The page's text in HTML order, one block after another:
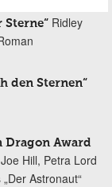
Sterne“ Ridley
den Sternen“
Award
Hill, Petra Lord
Astronaut“